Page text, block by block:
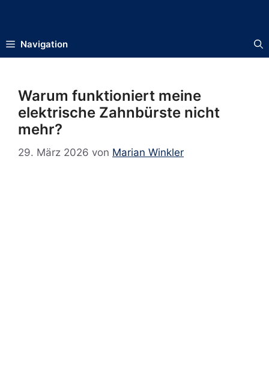
Navigation
Warum funktioniert meine
elektrische Zahnbürste nicht
mehr?
29. März 2026 von Marian Winkler